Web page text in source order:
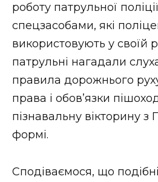
Втрачений Ужгород
Втрачений Ужгород
ЗАКАРПАТСЬКІ
роботу патрульної
спецзасобами, які
використовують у своїй
патрульні нагадали
правила дорожнього
права і обов’язки
пізнавальну вікторину з
формі.
Сподіваємося, що подібні